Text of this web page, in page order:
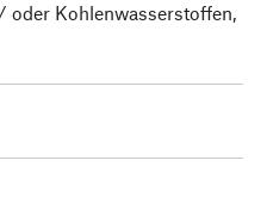
oder Kohlenwasserstoffen,